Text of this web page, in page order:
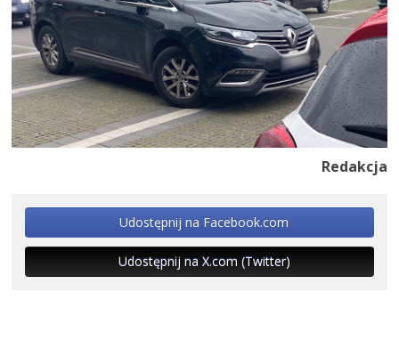
Redakcja
Udostępnij na Facebook.com
Udostępnij na X.com (Twitter)